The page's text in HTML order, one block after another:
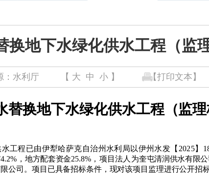
换地下水绿化供水工程（监
：水利厅 【 大 中 小 】 【打印文本】
替换地下水绿化供水工程（监
工程已由伊犁哈萨克自治州水利局以伊州水发【2025】
， 地方配套资金25.8%，项目法人为奎屯清润供水有限公
公司 。项目已具备招标条件，现对该项目监理进行公开招标